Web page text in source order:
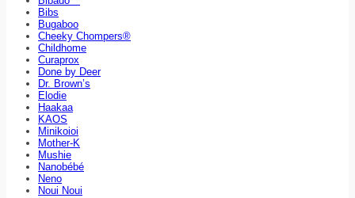
Bibs
Bugaboo
Cheeky Chompers®
Childhome
Curaprox
Done by Deer
Dr. Brown’s
Elodie
Haakaa
KAOS
Minikoioi
Mother-K
Mushie
Nanobébé
Neno
Noui Noui